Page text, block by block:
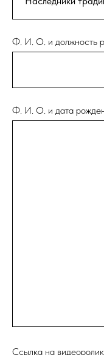
Ф. И. О. и должность
Ф. И. О. и дата
Ссылка на